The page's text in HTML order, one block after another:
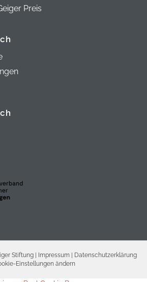
Preis
Stiftung | Impressum| Datenschutzerklärung
Einstellungen ändern